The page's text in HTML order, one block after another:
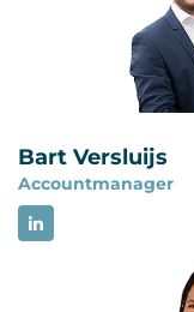
bevestigt
Bart Versluijs
Accountmanager